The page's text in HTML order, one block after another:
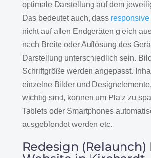
optimale Darstellung auf dem
Das bedeutet auch, dass
nicht auf allen Endgeräten gleich
nach Breite oder Auflösung des
Darstellung unterschiedlich sein.
Schriftgröße werden angepasst.
einzelne Bilder und
wichtig sind, können um Platz zu
Tablets oder Smartphones
ausgeblendet werden etc.
Redesign (Relaunch)